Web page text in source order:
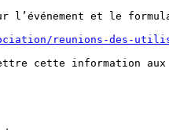
l’événement et le
reunions-des-
cette information